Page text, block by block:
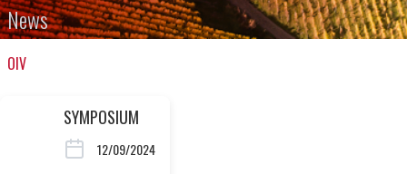
News
OIV
SYMPOSIUM
12/09/2024